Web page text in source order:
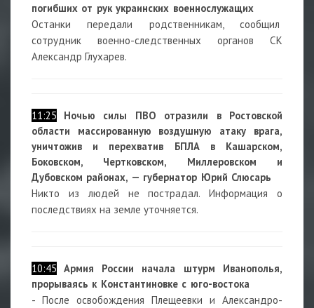
погибших от рук украинских военнослужащих
Останки передали родственникам, сообщил
сотрудник военно-следственных органов СК
Александр Глухарев.
11:25
Ночью силы ПВО отразили в Ростовской
области массированную воздушную атаку врага,
уничтожив и перехватив БПЛА в Кашарском,
Боковском, Чертковском, Миллеровском и
Дубовском районах, — губернатор Юрий Слюсарь
Никто из людей не пострадал. Информация о
последствиях на земле уточняется.
10:45 Армия России начала штурм Иванополья,
прорываясь к Константиновке с юго-востока
- После освобождения Плещеевки и Александро-